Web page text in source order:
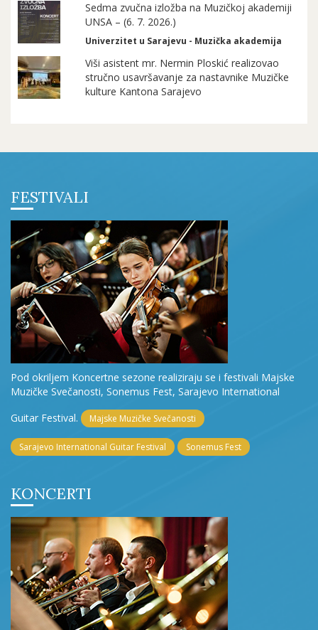
Sedma zvučna izložba na Muzičkoj akademiji
UNSA – (6. 7. 2026.)
Univerzitet u Sarajevu - Muzička akademija
Viši asistent mr. Nermin Ploskić realizovao
stručno usavršavanje za nastavnike Muzičke
kulture Kantona Sarajevo
FESTIVALI
Pod okriljem Koncertne sezone realiziraju se i festivali Majske
Muzičke Svečanosti, Sonemus Fest, Sarajevo International
Guitar Festival.
Majske Muzičke Svečanosti
Sarajevo International Guitar Festival Sonemus Fest
KONCERTI